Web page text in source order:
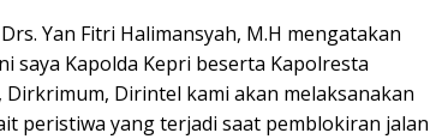
Yan Fitri Halimansyah, M.H mengatakan
saya Kapolda Kepri beserta Kapolresta
Dirkrimum, Dirintel kami akan melaksanakan
peristiwa yang terjadi saat pemblokiran jalan